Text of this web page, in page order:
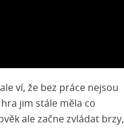
ví, že bez práce nejsou
jim stále měla co
ale začne zvládat brzy,